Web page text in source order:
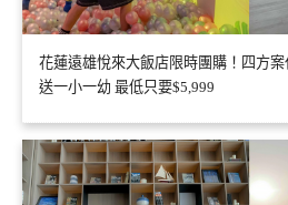
花蓮遠雄悅來大飯店限時團購！四方
送一小一幼 最低只要$5,999